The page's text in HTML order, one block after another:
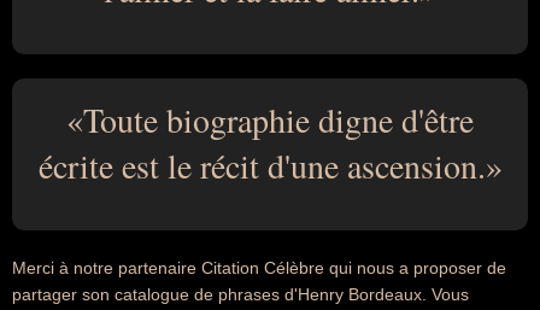
Toute biographie digne d'être
écrite est le récit d'une ascension.
Merci à notre partenaire Citation Célèbre qui nous a proposer de
partager son catalogue de phrases d'Henry Bordeaux. Vous